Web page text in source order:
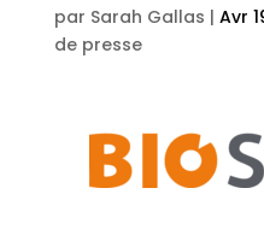
par Sarah Gallas | Avr
de presse